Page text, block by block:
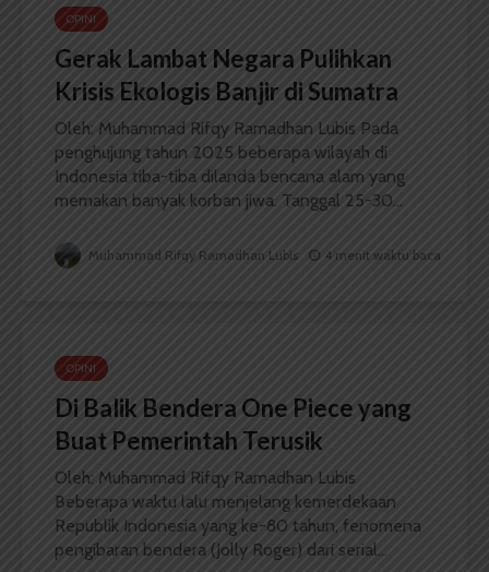
OPINI
Gerak Lambat Negara Pulihkan
Krisis Ekologis Banjir di Sumatra
Oleh: Muhammad Rifqy Ramadhan Lubis Pada
penghujung tahun 2025 beberapa wilayah di
Indonesia tiba-tiba dilanda bencana alam yang
memakan banyak korban jiwa. Tanggal 25-30...
Muhammad Rifqy Ramadhan Lubis 4 menit waktu baca
OPINI
Di Balik Bendera One Piece yang
Buat Pemerintah Terusik
Oleh: Muhammad Rifqy Ramadhan Lubis
Beberapa waktu lalu menjelang kemerdekaan
Republik Indonesia yang ke-80 tahun, fenomena
pengibaran bendera (Jolly Roger) dari serial...